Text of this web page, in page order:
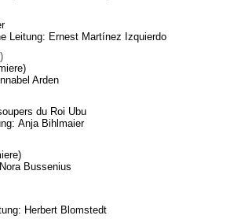
Leitung: Ernest Martínez Izquierdo
Arden
du Roi Ubu
Anja Bihlmaier
Bussenius
Herbert Blomstedt